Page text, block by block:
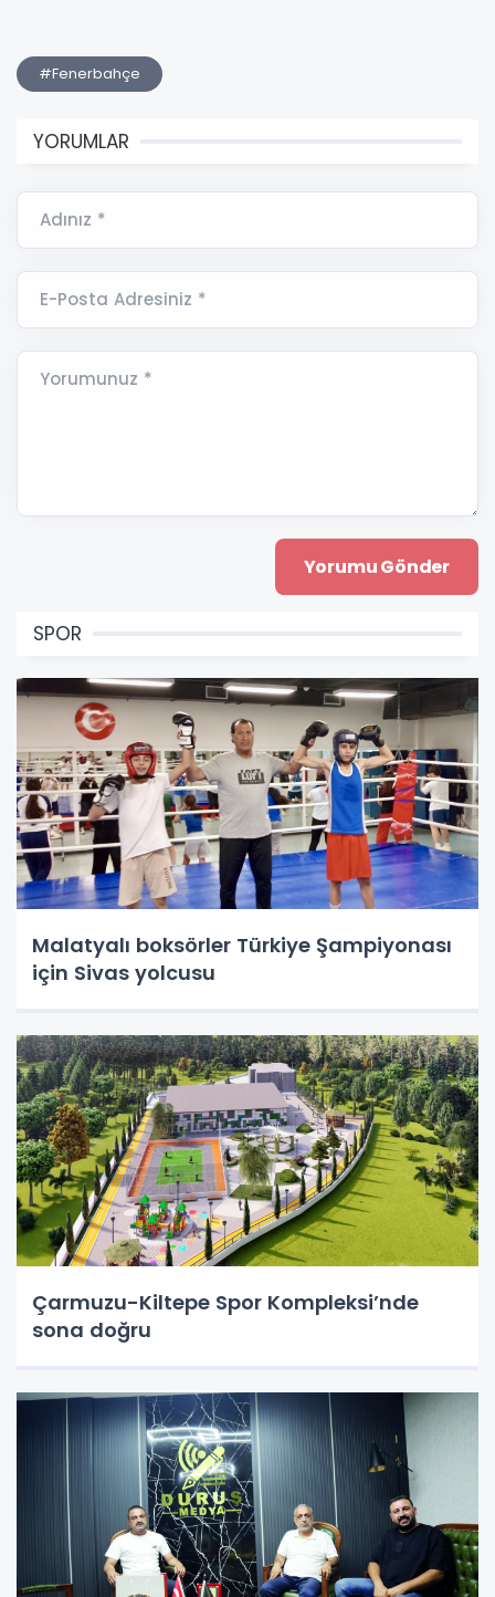
#Fenerbahçe
YORUMLAR
Adınız *
E-Posta Adresiniz *
Yorumunuz *
SPOR
Malatyalı boksörler Türkiye Şampiyonası
için Sivas yolcusu
Çarmuzu-Kiltepe Spor Kompleksi’nde
sona doğru